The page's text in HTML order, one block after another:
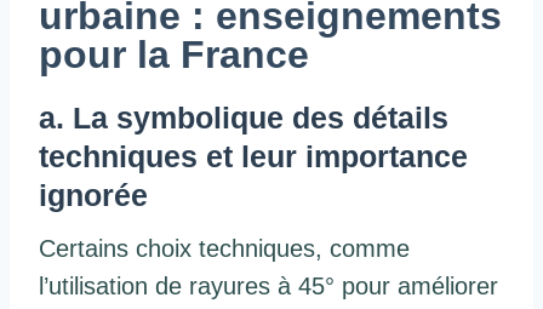
urbaine : enseignements
pour la France
a. La symbolique des détails
techniques et leur importance
ignorée
Certains choix techniques, comme
l’utilisation de rayures à 45° pour améliorer